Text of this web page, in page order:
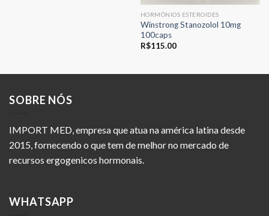
HORMÔNIOS ESTEROIDES
Winstrong Stanozolol 10mg
100caps
R$115.00
SOBRE NÓS
IMPORT MED, empresa que atua na américa latina desde
2015, fornecendo o que tem de melhor no mercado de
recursos ergogenicos hormonais.
WHATSAPP